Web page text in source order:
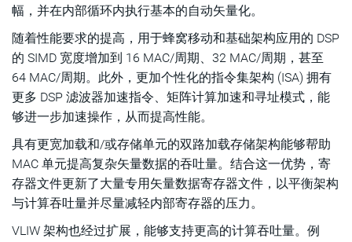
幅，并在内部循环内执行基本的自动矢量化。
随着性能要求的提高，用于蜂窝移动和基础架构应用的 DSP
的 SIMD 宽度增加到 16 MAC/周期、32 MAC/周期，甚至
64 MAC/周期。此外，更加个性化的指令集架构 (ISA) 拥有
更多 DSP 滤波器加速指令、矩阵计算加速和寻址模式，能
够进一步加速操作，从而提高性能。
具有更宽加载和/或存储单元的双路加载存储架构能够帮助
MAC 单元提高复杂矢量数据的吞吐量。结合这一优势，寄
存器文件更新了大量专用矢量数据寄存器文件，以平衡架构
与计算吞吐量并尽量减轻内部寄存器的压力。
VLIW 架构也经过扩展，能够支持更高的计算吞吐量。例